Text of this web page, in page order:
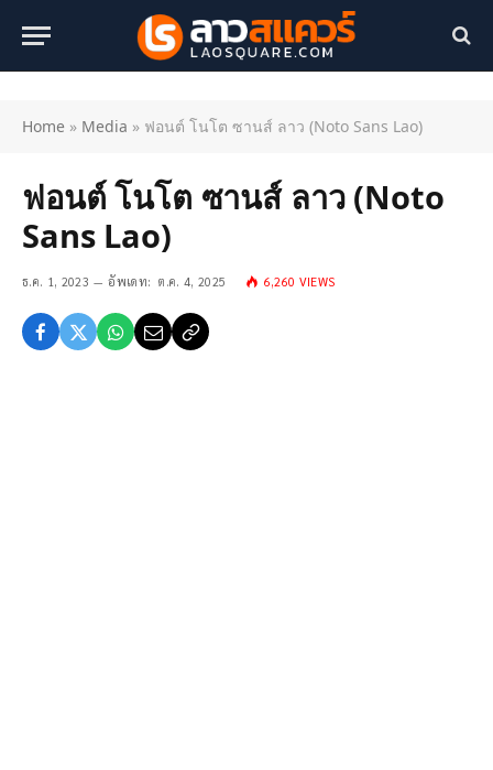
Home » Media » ฟอนต์ โนโต ซานส์ ลาว (Noto Sans Lao)
ฟอนต์ โนโต ซานส์ ลาว (Noto
Sans Lao)
ธ.ค. 1, 2023 อัพเดท: ต.ค. 4, 2025 6,260 VIEWS